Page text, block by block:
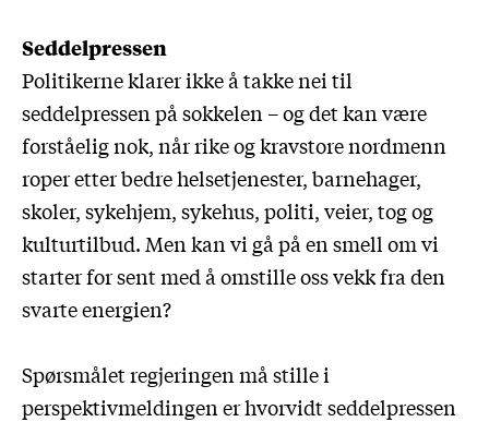
Seddelpressen
Politikerne klarer ikke å takke nei til
seddelpressen på sokkelen – og det kan være
forståelig nok, når rike og kravstore nordmenn
roper etter bedre helsetjenester, barnehager,
skoler, sykehjem, sykehus, politi, veier, tog og
kulturtilbud. Men kan vi gå på en smell om vi
starter for sent med å omstille oss vekk fra den
svarte energien?
Spørsmålet regjeringen må stille i
perspektivmeldingen er hvorvidt seddelpressen